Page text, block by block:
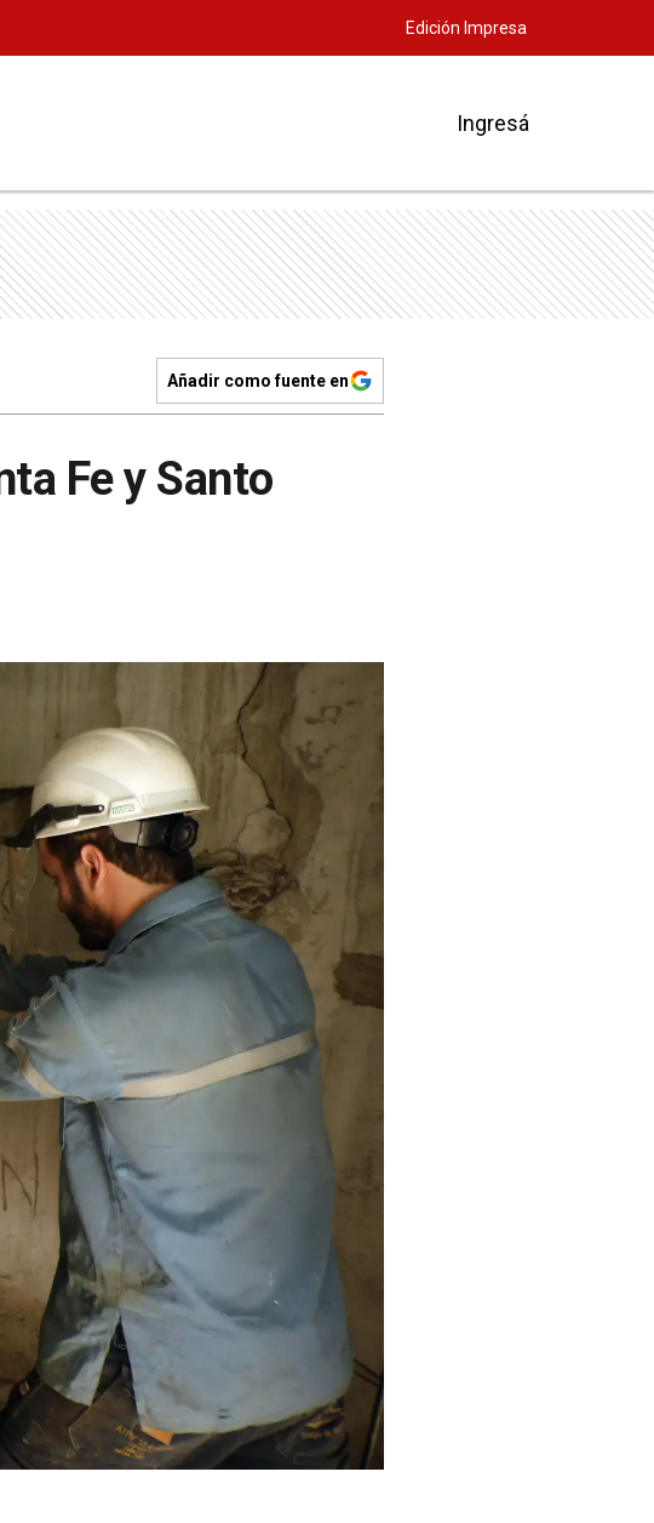
Edición Impresa
Ingresá
Añadir como fuente en
Fe y Santo